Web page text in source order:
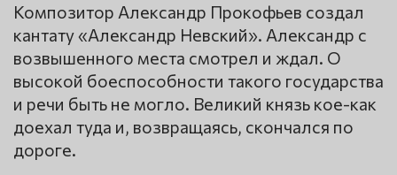
Композитор Александр Прокофьев создал
кантату «Александр Невский». Александр с
возвышенного места смотрел и ждал. О
высокой боеспособности такого государства
и речи быть не могло. Великий князь кое-как
доехал туда и, возвращаясь, скончался по
дороге.